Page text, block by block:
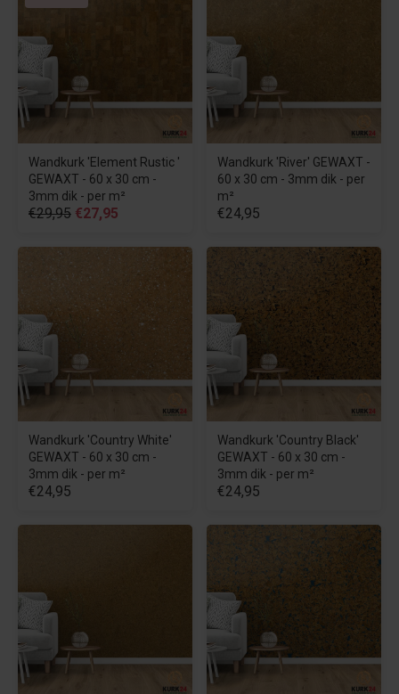
Wandkurk 'Element Rustic '
GEWAXT - 60 x 30 cm -
3mm dik - per m²
€29,95 €27,95
Wandkurk 'River' GEWAXT -
60 x 30 cm - 3mm dik - per
m²
€24,95
Wandkurk 'Country White'
GEWAXT - 60 x 30 cm -
3mm dik - per m²
€24,95
Wandkurk 'Country Black'
GEWAXT - 60 x 30 cm -
3mm dik - per m²
€24,95